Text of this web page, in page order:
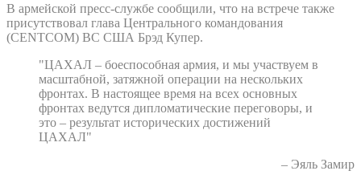
В армейской пресс-службе сообщили, что на встрече также
присутствовал глава Центрального командования
(CENTCOM) ВС США Брэд Купер.
"ЦАХАЛ – боеспособная армия, и мы участвуем в
масштабной, затяжной операции на нескольких
фронтах. В настоящее время на всех основных
фронтах ведутся дипломатические переговоры, и
это – результат исторических достижений
ЦАХАЛ"
– Эяль Замир